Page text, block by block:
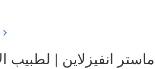
ماستر انفيزلاين | لطبيب